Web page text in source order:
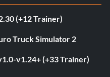
(+12 Trainer)
Truck Simulator 2
v1.24+ (+33 Trainer)